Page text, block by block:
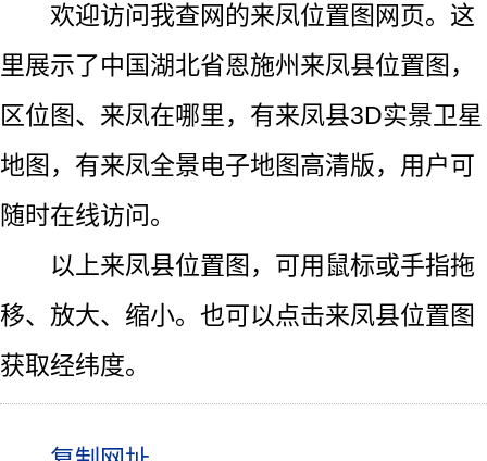
欢迎访问我查网的来凤位置图网页。这
里展示了中国湖北省恩施州来凤县位置图，
区位图、来凤在哪里，有来凤县3D实景卫星
地图，有来凤全景电子地图高清版，用户可
随时在线访问。
以上来凤县位置图，可用鼠标或手指拖
移、放大、缩小。也可以点击来凤县位置图
获取经纬度。